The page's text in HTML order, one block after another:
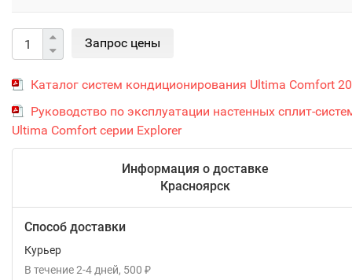
Каталог систем кондиционирования Ultima Comfort
Руководство по эксплуатации настенных сплит-
Ultima Comfort серии Explorer
Информация о доставке
Красноярск
Способ доставки
Курьер
В течение2-4 дней 500 ₽